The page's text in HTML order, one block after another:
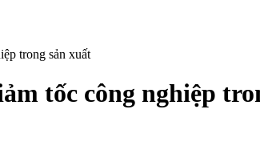
trong sản xuất
tốc công nghiệp